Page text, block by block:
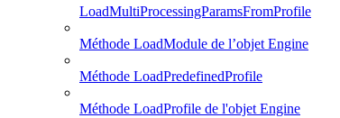
LoadMultiProcessingParamsFromProfile
Méthode LoadModule de l’objet Engine
Méthode LoadPredefinedProfile
Méthode LoadProfile de l'objet Engine